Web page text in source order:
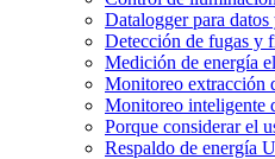
Datalogger para
Detección de fugas y
Medición de energía
Monitoreo extracción
Monitoreo inteligente
Porque considerar el
Respaldo de energía